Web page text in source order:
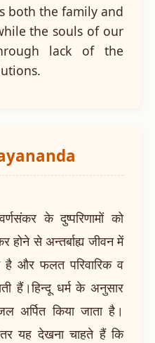
both the family and
the souls of our
lack of the
के दुष्परिणामों को
होने से अन्तर्बाह्य जीवन में
है और फलत परिवारिक व
हैं।हिन्दू धर्म के अनुसार
अर्पित किया जाता है।
यह देखना चाहते हैं कि